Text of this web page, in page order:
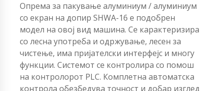
Опрема за пакување алуминиум / алуминиум
со екран на допир SHWA-16 е подобрен
модел на овој вид машина. Се карактеризира
со лесна употреба и одржување, лесен за
чистење, има пријателски интерфејс и многу
функции. Системот се контролира со помош
на контролорот PLC. Комплетна автоматска
контрола обезбедува точност и добар изглед